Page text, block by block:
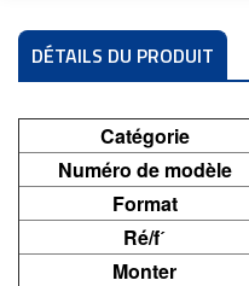
DÉTAILS DU PRODUIT
Catégorie
Numéro de modèle
Format
Ré/fˊ
Monter